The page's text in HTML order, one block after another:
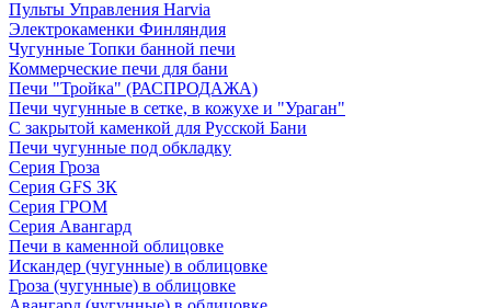
Пульты Управления Harvia
Электрокаменки Финляндия
Чугунные Топки банной печи
Коммерческие печи для бани
Печи "Тройка" (РАСПРОДАЖА)
Печи чугунные в сетке, в кожухе и "Ураган"
С закрытой каменкой для Русской Бани
Печи чугунные под обкладку
Серия Гроза
Серия GFS ЗК
Серия ГРОМ
Серия Авангард
Печи в каменной облицовке
Искандер (чугунные) в облицовке
Гроза (чугунные) в облицовке